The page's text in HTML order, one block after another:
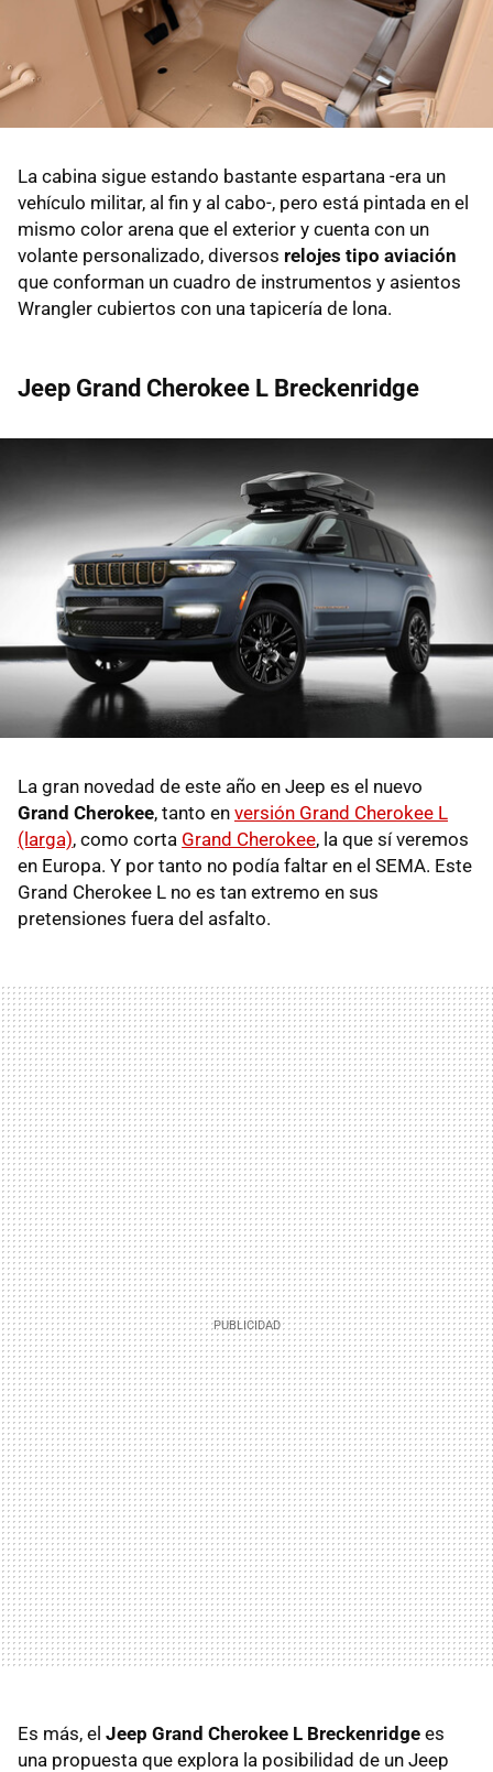
La cabina sigue estando bastante espartana -era un
vehículo militar, al fin y al cabo-, pero está pintada en el
mismo color arena que el exterior y cuenta con un
volante personalizado, diversos relojes tipo aviación
que conforman un cuadro de instrumentos y asientos
Wrangler cubiertos con una tapicería de lona.
Jeep Grand Cherokee L Breckenridge
La gran novedad de este año en Jeep es el nuevo
Grand Cherokee, tanto en versión Grand Cherokee L
(larga), como corta Grand Cherokee, la que sí veremos
en Europa. Y por tanto no podía faltar en el SEMA. Este
Grand Cherokee L no es tan extremo en sus
pretensiones fuera del asfalto.
Es más, el Jeep Grand Cherokee L Breckenridge es
una propuesta que explora la posibilidad de un Jeep